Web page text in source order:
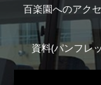
百楽園へのアク
資料(パンフレ